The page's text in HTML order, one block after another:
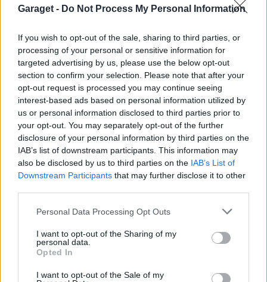
Garaget - Do Not Process My Personal Information
If you wish to opt-out of the sale, sharing to third parties, or
processing of your personal or sensitive information for
targeted advertising by us, please use the below opt-out
section to confirm your selection. Please note that after your
opt-out request is processed you may continue seeing
interest-based ads based on personal information utilized by
us or personal information disclosed to third parties prior to
your opt-out. You may separately opt-out of the further
disclosure of your personal information by third parties on the
IAB’s list of downstream participants. This information may
also be disclosed by us to third parties on the IAB’s List of
Downstream Participants that may further disclose it to other
Personal Data Processing Opt Outs
I want to opt-out of the Sharing of my
personal data.
Opted In
I want to opt-out of the Sale of my
Senaste foruminläggen
Jag tror att folk köper bil av helt fel
anledning.
Senaste inlägget avJesper328 för 6 timmar sedaniAllmänt
Inget bromstryck efter byte av bromsok
(Golf V 1.6)
Senaste inlägget avHemmafix för 8 timmar sedaniChassi,
bromsar, transmission och däck
Man man ha mindre ström till
2 svar
hybridbilar
Kia Ceed 2017 batteritorsk med jämna
mellanrum. Varför?
felsökning